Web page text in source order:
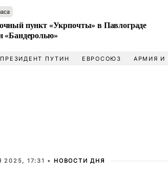
пункт «Укрпочты» в Павлограде
«Бандеролью»
ПРЕЗИДЕНТ ПУТИН ЕВРОСОЮЗ АРМИЯ И
2025, 17:31 • НОВОСТИ ДНЯ